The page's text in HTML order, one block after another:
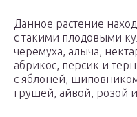
Данное растение
с такими плодовыми
черемуха, алыча,
абрикос, персик и
с яблоней,
грушей, айвой, розой